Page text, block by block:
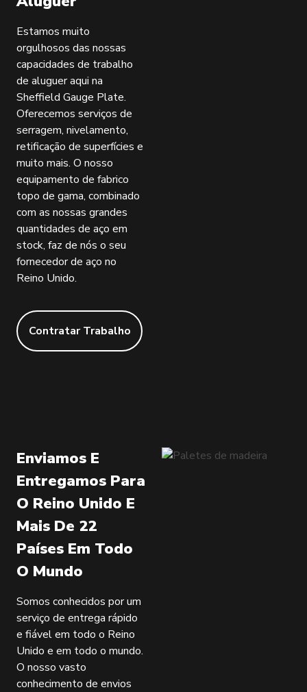
Estamos muito
orgulhosos das nossas
capacidades de trabalho
de aluguer aqui na
Sheffield Gauge Plate.
Oferecemos serviços de
serragem, nivelamento,
retificação de superfícies e
muito mais. O nosso
equipamento de fabrico
topo de gama, combinado
com as nossas grandes
quantidades de aço em
stock, faz de nós o seu
fornecedor de aço no
Reino Unido.
Contratar Trabalho
Enviamos E
Entregamos Para
O Reino Unido E
Mais De 22
Países Em Todo
O Mundo
Somos conhecidos por um
serviço de entrega rápido
e fiável em todo o Reino
Unido e em todo o mundo.
O nosso vasto
conhecimento de envios